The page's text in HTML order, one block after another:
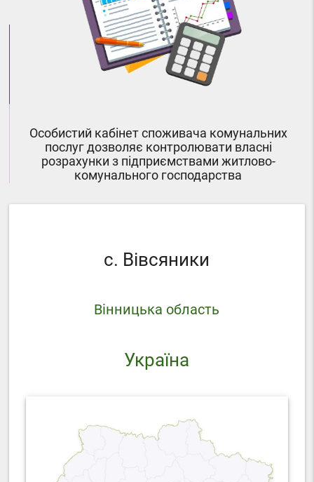
Особистий кабінет споживача комунальних
послуг дозволяє контролювати власні
розрахунки з підприємствами житлово-
комунального господарства
с. Вівсяники
Вінницька область
Україна